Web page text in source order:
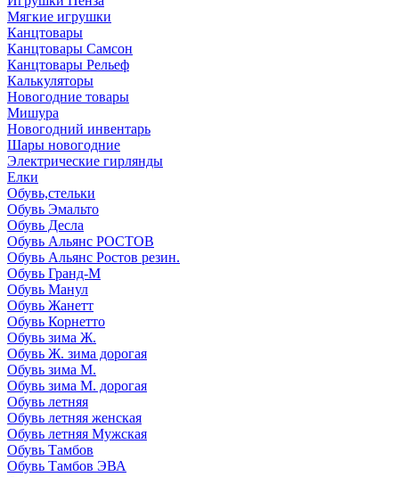
Мягкие игрушки
Канцтовары
Канцтовары Самсон
Канцтовары Рельеф
Калькуляторы
Новогодние товары
Мишура
Новогодний инвентарь
Шары новогодние
Электрические гирлянды
Елки
Обувь,стельки
Обувь Эмальто
Обувь Десла
Обувь Альянс РОСТОВ
Обувь Альянс Ростов резин.
Обувь Гранд-М
Обувь Манул
Обувь Жанетт
Обувь Корнетто
Обувь зима Ж.
Обувь Ж. зима дорогая
Обувь зима М.
Обувь зима М. дорогая
Обувь летняя
Обувь летняя женская
Обувь летняя Мужская
Обувь Тамбов
Обувь Тамбов ЭВА